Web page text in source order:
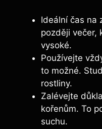
Ideální čas na
později večer,
vysoké.
Používejte
to možné.
rostliny.
Zalévejte
kořenům. To
suchu.